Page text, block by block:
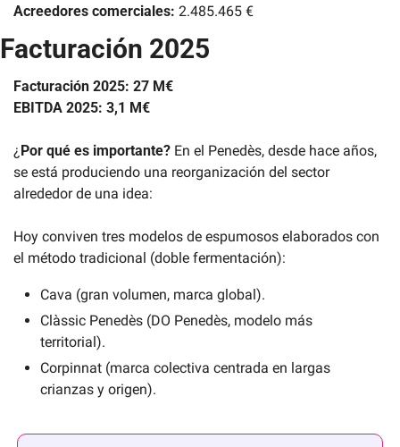
Acreedores comerciales: 2.485.465 €
Facturación 2025
Facturación 2025: 27 M€
EBITDA 2025: 3,1 M€
¿ Por qué es importante? En el Penedès, desde hace años,
se está produciendo una reorganización del sector
alrededor de una idea:
Hoy conviven tres modelos de espumosos elaborados con
el método tradicional (doble fermentación):
Cava (gran volumen, marca global).
Clàssic Penedès (DO Penedès, modelo más
territorial).
Corpinnat (marca colectiva centrada en largas
crianzas y origen).